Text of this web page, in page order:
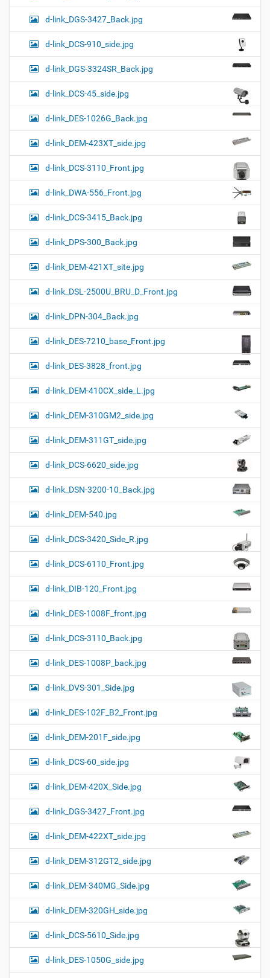
d-link_DGS-3427_Back.jpg
d-link_DCS-910_side.jpg
d-link_DGS-3324SR_Back.jpg
d-link_DCS-45_side.jpg
d-link_DES-1026G_Back.jpg
d-link_DEM-423XT_side.jpg
d-link_DCS-3110_Front.jpg
d-link_DWA-556_Front.jpg
d-link_DCS-3415_Back.jpg
d-link_DPS-300_Back.jpg
d-link_DEM-421XT_site.jpg
d-link_DSL-2500U_BRU_D_Front.jpg
d-link_DPN-304_Back.jpg
d-link_DES-7210_base_Front.jpg
d-link_DES-3828_front.jpg
d-link_DEM-410CX_side_L.jpg
d-link_DEM-310GM2_side.jpg
d-link_DEM-311GT_side.jpg
d-link_DCS-6620_side.jpg
d-link_DSN-3200-10_Back.jpg
d-link_DEM-540.jpg
d-link_DCS-3420_Side_R.jpg
d-link_DCS-6110_Front.jpg
d-link_DIB-120_Front.jpg
d-link_DES-1008F_front.jpg
d-link_DCS-3110_Back.jpg
d-link_DES-1008P_back.jpg
d-link_DVS-301_Side.jpg
d-link_DES-102F_B2_Front.jpg
d-link_DEM-201F_side.jpg
d-link_DCS-60_side.jpg
d-link_DEM-420X_Side.jpg
d-link_DGS-3427_Front.jpg
d-link_DEM-422XT_side.jpg
d-link_DEM-312GT2_side.jpg
d-link_DEM-340MG_Side.jpg
d-link_DEM-320GH_side.jpg
d-link_DCS-5610_Side.jpg
d-link_DES-1050G_side.jpg